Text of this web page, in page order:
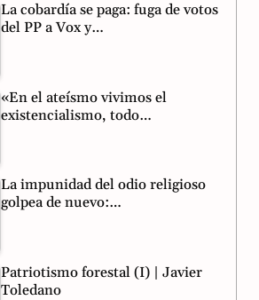
e
a
t
p
La cobardía se paga: fuga de votos
del PP a Vox y…
«En el ateísmo vivimos el
existencialismo, todo…
La impunidad del odio religioso
golpea de nuevo:…
Patriotismo forestal (I) | Javier
Toledano